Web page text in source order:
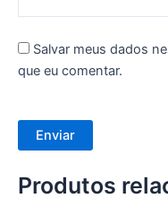
Salvar meus dados
que eu comentar.
Produtos